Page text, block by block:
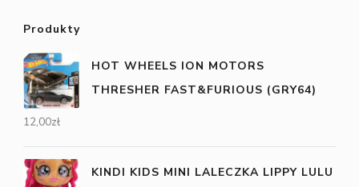
Produkty
HOT WHEELS ION MOTORS
THRESHER FAST&FURIOUS (GRY64)
12,00zł
KINDI KIDS MINI LALECZKA LIPPY LULU